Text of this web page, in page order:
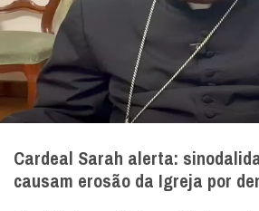
Cardeal Sarah alerta:
causam erosão da Igreja por